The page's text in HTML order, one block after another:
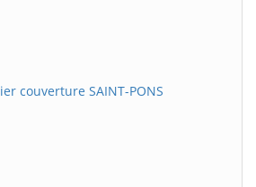
couverture SAINT-PONS